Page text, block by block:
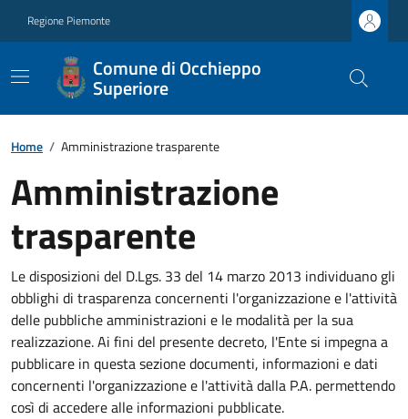
Regione Piemonte
Comune di Occhieppo
Superiore
Home / Amministrazione trasparente
Amministrazione
trasparente
Le disposizioni del D.Lgs. 33 del 14 marzo 2013 individuano gli
obblighi di trasparenza concernenti l'organizzazione e l'attività
delle pubbliche amministrazioni e le modalità per la sua
realizzazione. Ai fini del presente decreto, l'Ente si impegna a
pubblicare in questa sezione documenti, informazioni e dati
concernenti l'organizzazione e l'attività dalla P.A. permettendo
così di accedere alle informazioni pubblicate.